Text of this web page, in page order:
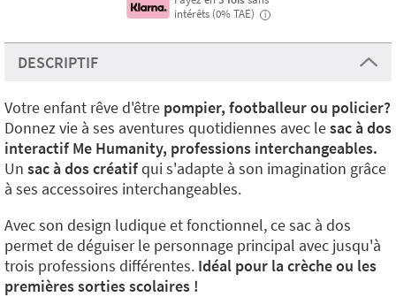
intérêts (0% TAE)
i
DESCRIPTIF
Votre enfant rêve d'être pompier, footballeur ou policier?
Donnez vie à ses aventures quotidiennes avec lesac à dos
interactif Me Humanity, professions interchangeables.
Un sac à dos créatifqui s'adapte à son imagination grâce
à ses accessoires interchangeables.
Avec son design ludique et fonctionnel, ce sac à dos
permet de déguiser le personnage principal avec jusqu'à
trois professions différentes. Idéal pour la crèche ou les
premières sorties scolaires !